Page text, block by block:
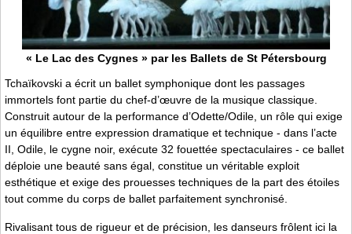
« Le Lac des Cygnes » par les Ballets de St Pétersbourg
Tchaïkovski a écrit un ballet symphonique dont les passages
immortels font partie du chef-d’œuvre de la musique classique.
Construit autour de la performance d’Odette/Odile, un rôle qui exige
un équilibre entre expression dramatique et technique - dans l’acte
II, Odile, le cygne noir, exécute 32 fouettée spectaculaires - ce ballet
déploie une beauté sans égal, constitue un véritable exploit
esthétique et exige des prouesses techniques de la part des étoiles
tout comme du corps de ballet parfaitement synchronisé.
Rivalisant tous de rigueur et de précision, les danseurs frôlent ici la